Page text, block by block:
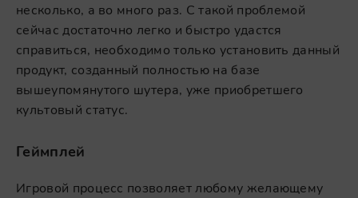
несколько, а во много раз. С такой проблемой
сейчас достаточно легко и быстро удастся
справиться, необходимо только установить данный
продукт, созданный полностью на базе
вышеупомянутого шутера, уже приобретшего
культовый статус.
Геймплей
Игровой процесс позволяет любому желающему